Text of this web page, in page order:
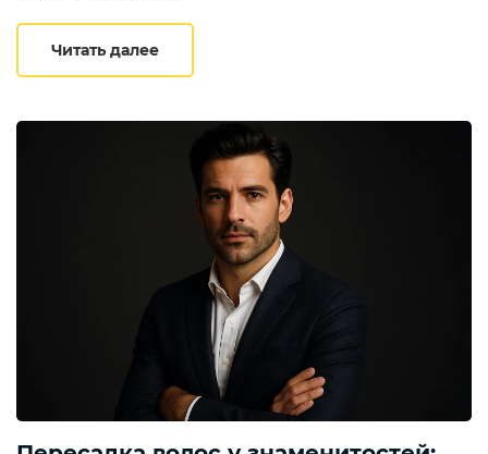
Читать далееFUT или FUE: сравнение методик